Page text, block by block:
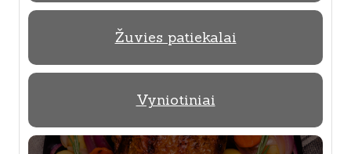
Žuvies patiekalai
Vyniotiniai